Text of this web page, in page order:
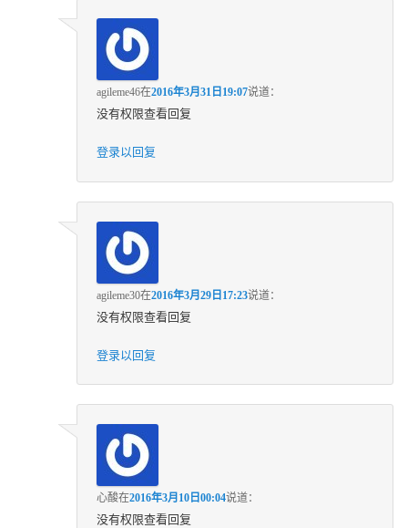
agileme46在2016年3月31日19:07说道：
没有权限查看回复
登录以回复
agileme30在2016年3月29日17:23说道：
没有权限查看回复
登录以回复
心酸在2016年3月10日00:04说道：
没有权限查看回复